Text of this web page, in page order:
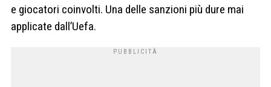
e giocatori coinvolti. Una delle sanzioni più dure mai
applicate dall’Uefa.